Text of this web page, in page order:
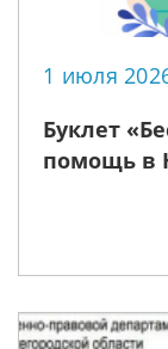
1 июля
Буклет
помощь в